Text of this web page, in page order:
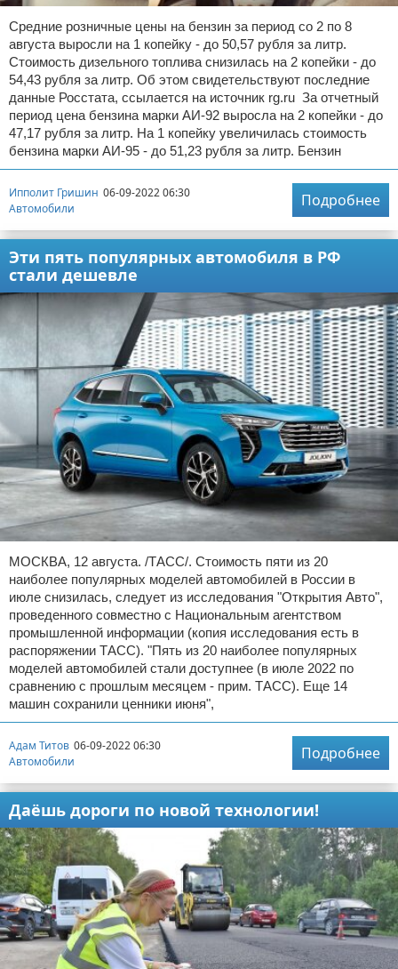
Средние розничные цены на бензин за период со 2 по 8
августа выросли на 1 копейку - до 50,57 рубля за литр.
Стоимость дизельного топлива снизилась на 2 копейки - до
54,43 рубля за литр. Об этом свидетельствуют последние
данные Росстата, ссылается на источник rg.ru За отчетный
период цена бензина марки АИ-92 выросла на 2 копейки - до
47,17 рубля за литр. На 1 копейку увеличилась стоимость
бензина марки АИ-95 - до 51,23 рубля за литр. Бензин
Ипполит Гришин 06-09-2022 06:30
Автомобили
Подробнее
Эти пять популярных автомобиля в РФ
стали дешевле
МОСКВА, 12 августа. /ТАСС/. Стоимость пяти из 20
наиболее популярных моделей автомобилей в России в
июле снизилась, следует из исследования "Открытия Авто",
проведенного совместно с Национальным агентством
промышленной информации (копия исследования есть в
распоряжении ТАСС). "Пять из 20 наиболее популярных
моделей автомобилей стали доступнее (в июле 2022 по
сравнению с прошлым месяцем - прим. ТАСС). Еще 14
машин сохранили ценники июня",
Адам Титов 06-09-2022 06:30
Автомобили
Подробнее
Даёшь дороги по новой технологии!